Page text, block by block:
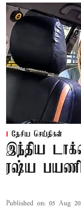
தேசிய செய்திகள்
இந்திய
ரஷ்ய பயணி
Published on: 05 Aug